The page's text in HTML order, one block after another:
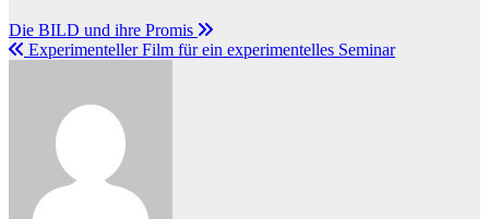
Die BILD und ihre Promis
Experimenteller Film für ein experimentelles Seminar